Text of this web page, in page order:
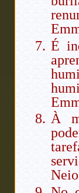
É
À